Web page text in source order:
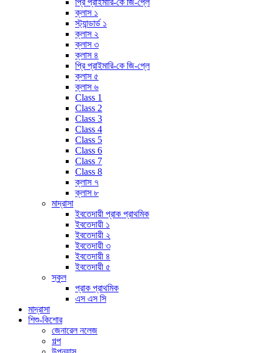
ক্লাস ১
স্ট্যান্ডার্ড ১
ক্লাস ২
ক্লাস ৩
ক্লাস ৪
প্রি প্রাইমারি-কে জি-প্লে
ক্লাস ৫
ক্লাস ৬
Class 1
Class 2
Class 3
Class 4
Class 5
Class 6
Class 7
Class 8
ক্লাস ৭
ক্লাস ৮
মাদ্রাসা
ইবতেদায়ী প্রাক প্রাথমিক
ইবতেদায়ী ১
ইবতেদায়ী ২
ইবতেদায়ী ৩
ইবতেদায়ী ৪
ইবতেদায়ী ৫
স্কুল
প্রাক প্রাথমিক
এস এস সি
মাদ্রাসা
শিশু-কিশোর
জেনারেল নলেজ
গল্প